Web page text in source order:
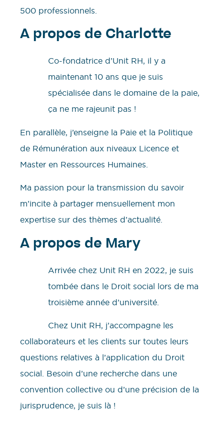
500 professionnels.
A propos de Charlotte
Co-fondatrice d’Unit RH, il y a
maintenant 10 ans que je suis
spécialisée dans le domaine de la paie,
ça ne me rajeunit pas !
En parallèle, j’enseigne la Paie et la Politique
de Rémunération aux niveaux Licence et
Master en Ressources Humaines.
Ma passion pour la transmission du savoir
m’incite à partager mensuellement mon
expertise sur des thèmes d’actualité.
A propos de Mary
Arrivée chez Unit RH en 2022, je suis
tombée dans le Droit social lors de ma
troisième année d’université.
Chez Unit RH, j’accompagne les
collaborateurs et les clients sur toutes leurs
questions relatives à l’application du Droit
social. Besoin d’une recherche dans une
convention collective ou d’une précision de la
jurisprudence, je suis là !